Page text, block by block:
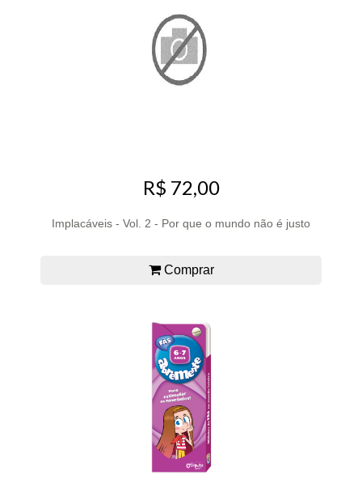
R$ 72,00
Implacáveis - Vol. 2 - Por que o mundo não é justo
Comprar